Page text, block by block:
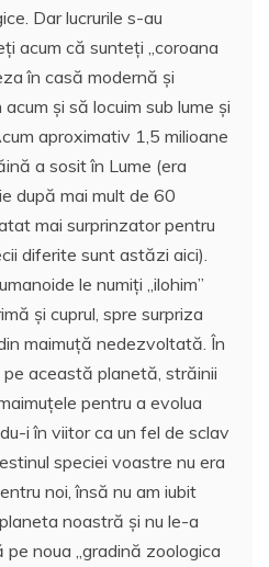
Dar lucrurile s-au
acum că sunteți „coroana
în casă modernă și
și să locuim sub lume și
aproximativ 1,5 milioane
a sosit în Lume (era
după mai mult de 60
mai surprinzator pentru
diferite sunt astăzi aici).
le numiți „ilohim”
și cuprul, spre surpriza
maimuță nedezvoltată. În
această planetă, străinii
pentru a evolua
i în viitor ca un fel de sclav
speciei voastre nu era
noi, însă nu am iubit
noastră și nu le-a
noua „gradină zoologica